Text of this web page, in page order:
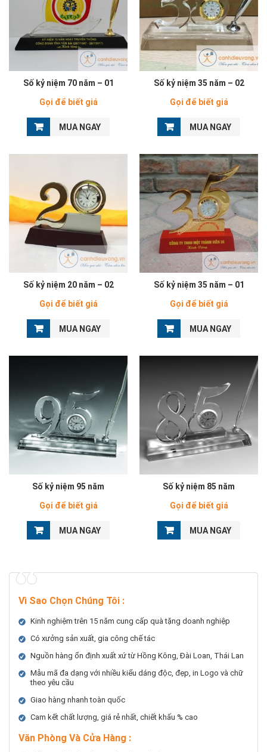
Số kỷ niệm 70 năm – 01
Gọi để biết giá
MUA NGAY
Số kỷ niệm 35 năm – 02
Gọi để biết giá
MUA NGAY
Số kỷ niệm 20 năm – 02
Gọi để biết giá
MUA NGAY
Số kỷ niệm 35 năm – 01
Gọi để biết giá
MUA NGAY
Số kỷ niệm 95 năm
Gọi để biết giá
MUA NGAY
Số kỷ niệm 85 năm
Gọi để biết giá
MUA NGAY
Vì Sao Chọn Chúng Tôi :
Kinh nghiệm trên 15 năm cung cấp quà tặng doanh nghiệp
Có xưởng sản xuất, gia công chế tác
Nguồn hàng ổn định xuất xứ từ Hồng Kông, Đài Loan, Thái Lan
Mẫu mã đa dạng với nhiều kiểu dáng độc, đẹp, in Logo và chữ
theo yêu cầu
Giao hàng nhanh toàn quốc
Cam kết chất lượng, giá rẻ nhất, chiết khấu % cao
Văn Phòng Và Cửa Hàng :